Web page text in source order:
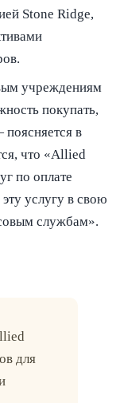
Stone Ridge,
учреждениям
покупать,
в
что «Allied
по оплате
услугу в свою
службам».
для